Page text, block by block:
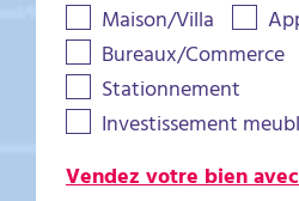
Maison/Villa
Bureaux/Commerce
Stationnement
Investissement
Vendez votre bien